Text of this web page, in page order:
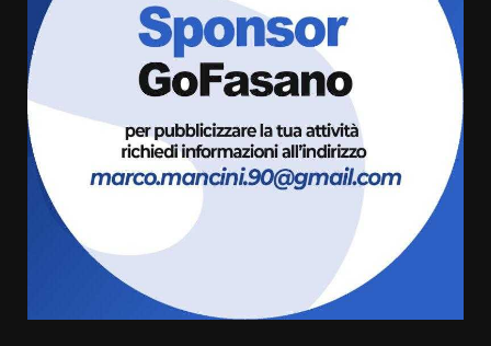
US Fasano, Scianaro: “Profonda
amarezza per esclusione dal
campionato di calcio”
7 Agosto 2026 06:00
Grande successo per la “Sagra
del Pesce Spada” a Savelletri
9 Agosto 2026 07:32
Serie D, l’Us Fasano non molla e
conferma di voler ricorrere per